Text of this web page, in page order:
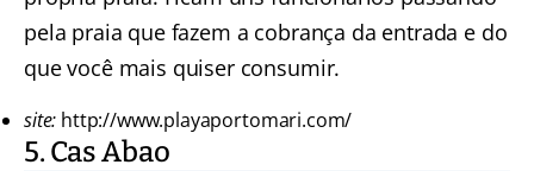
pela praia que fazem a cobrança da entrada e do
que você mais quiser consumir.
site: http://www.playaportomari.com/
5. Cas Abao